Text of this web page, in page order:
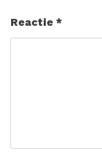
Reactie *